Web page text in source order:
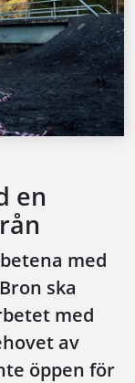
en
med
ska
med
av
öppen för